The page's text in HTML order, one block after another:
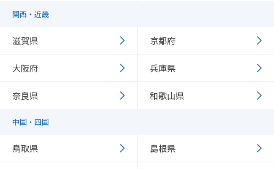
関西・近畿
滋賀県 京都府
大阪府 兵庫県
奈良県 和歌山県
中国・四国
鳥取県 島根県